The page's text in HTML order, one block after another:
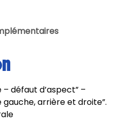
– défaut d’aspect” –
arrière et droite”.